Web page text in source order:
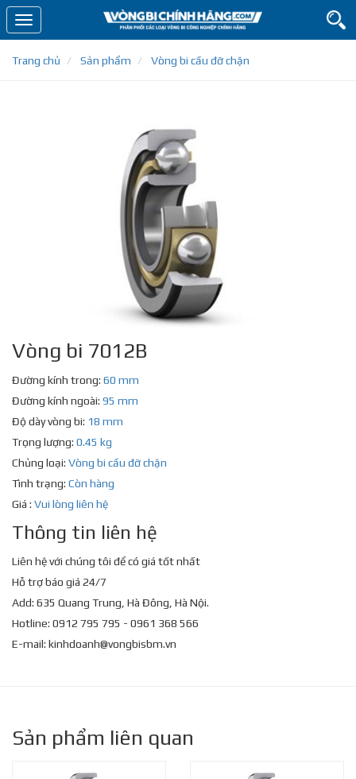
Toggle
navigation
Trang chủ
Sản phẩm Vòng bi cầu đỡ chặn
Vòng bi 7012B
Đường kính trong: 60 mm
Đường kính ngoài: 95 mm
Độ dày vòng bi: 18 mm
Trọng lượng: 0.45 kg
Chủng loại: Vòng bi cầu đỡ chặn
Tình trạng: Còn hàng
Giá : Vui lòng liên hệ
Thông tin liên hệ
Liên hệ với chúng tôi để có giá tốt nhất
Hỗ trợ báo giá 24/7
Add: 635 Quang Trung, Hà Đông, Hà Nội.
Hotline: 0912 795 795 - 0961 368 566
E-mail: kinhdoanh@vongbisbm.vn
Sản phẩm liên quan